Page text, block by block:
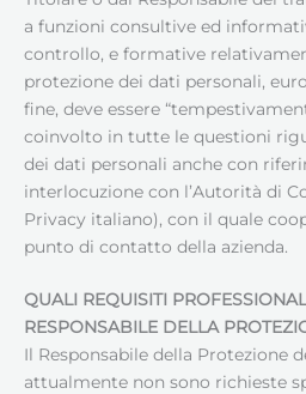
a funzioni consultive ed
controllo, e formative
protezione dei dati personali,
fine, deve essere
coinvolto in tutte le questioni
dei dati personali anche con
interlocuzione con l’Autorità di
Privacy italiano), con il quale
punto di contatto della azienda.
QUALI REQUISITI
RESPONSABILE DELLA
Il Responsabile della Protezione
attualmente non sono richieste